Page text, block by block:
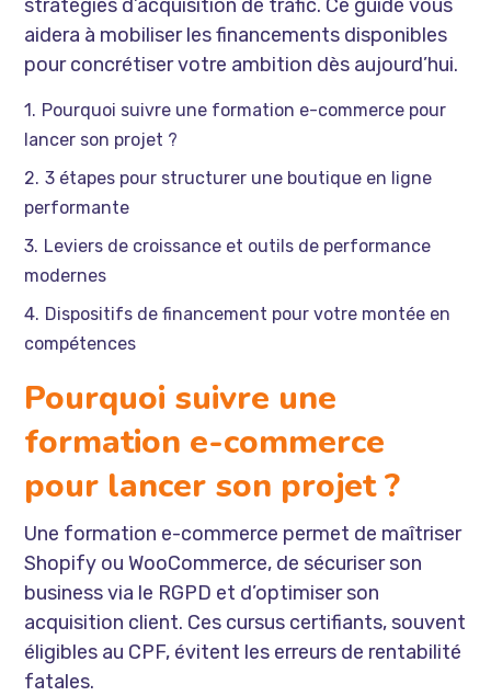
stratégies d’acquisition de trafic. Ce guide vous
aidera à mobiliser les financements disponibles
pour concrétiser votre ambition dès aujourd’hui.
Pourquoi suivre une formation e-commerce pour
lancer son projet ?
3 étapes pour structurer une boutique en ligne
performante
Leviers de croissance et outils de performance
modernes
Dispositifs de financement pour votre montée en
compétences
Pourquoi suivre une
formation e-commerce
pour lancer son projet ?
Une formation e-commerce permet de maîtriser
Shopify ou WooCommerce, de sécuriser son
business via le RGPD et d’optimiser son
acquisition client. Ces cursus certifiants, souvent
éligibles au CPF, évitent les erreurs de rentabilité
fatales.